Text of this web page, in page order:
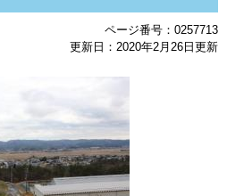
ページ番号：0257713
更新日：2020年2月26日更新